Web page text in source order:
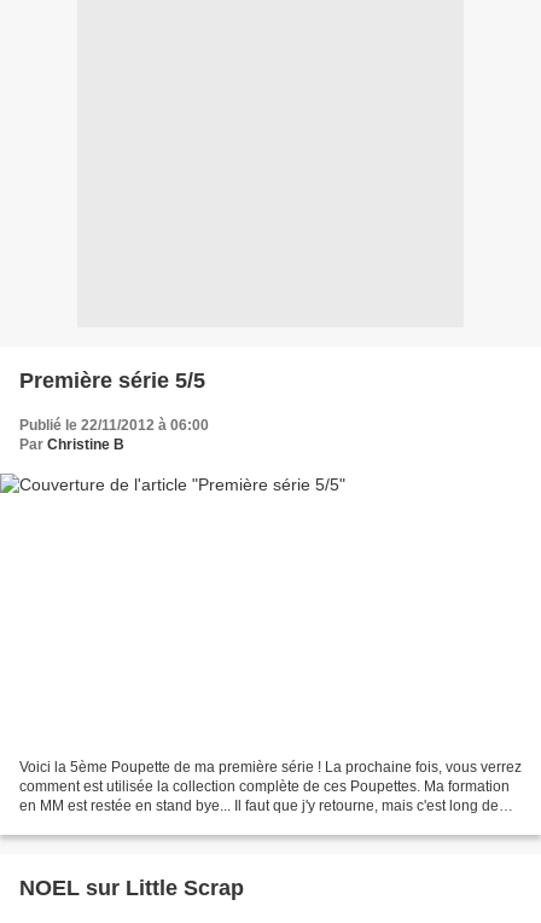
Première série 5/5
Publié le 22/11/2012 à 06:00
Par Christine B
Voici la 5ème Poupette de ma première série ! La prochaine fois, vous verrez
comment est utilisée la collection complète de ces Poupettes. Ma formation
en MM est restée en stand bye... Il faut que j'y retourne, mais c'est long de
NOEL sur Little Scrap